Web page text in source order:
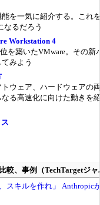
を一気に紹介する。これ
なるだろう
Workstation 4
を築いたVMware。その新
みよう
ウェア、ハードウェアの
る高速化に向けた動きを